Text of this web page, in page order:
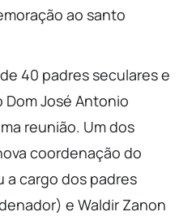
ao santo
40 padres seculares e
José Antonio
reunião. Um dos
coordenação do
cargo dos padres
e Waldir Zanon